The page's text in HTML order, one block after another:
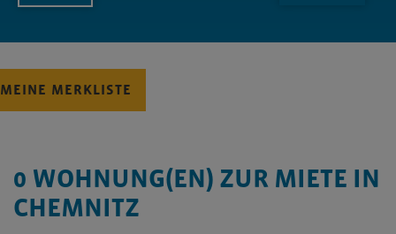
MEINE MERKLISTE
0 WOHNUNG(EN) ZUR MIETE IN
CHEMNITZ